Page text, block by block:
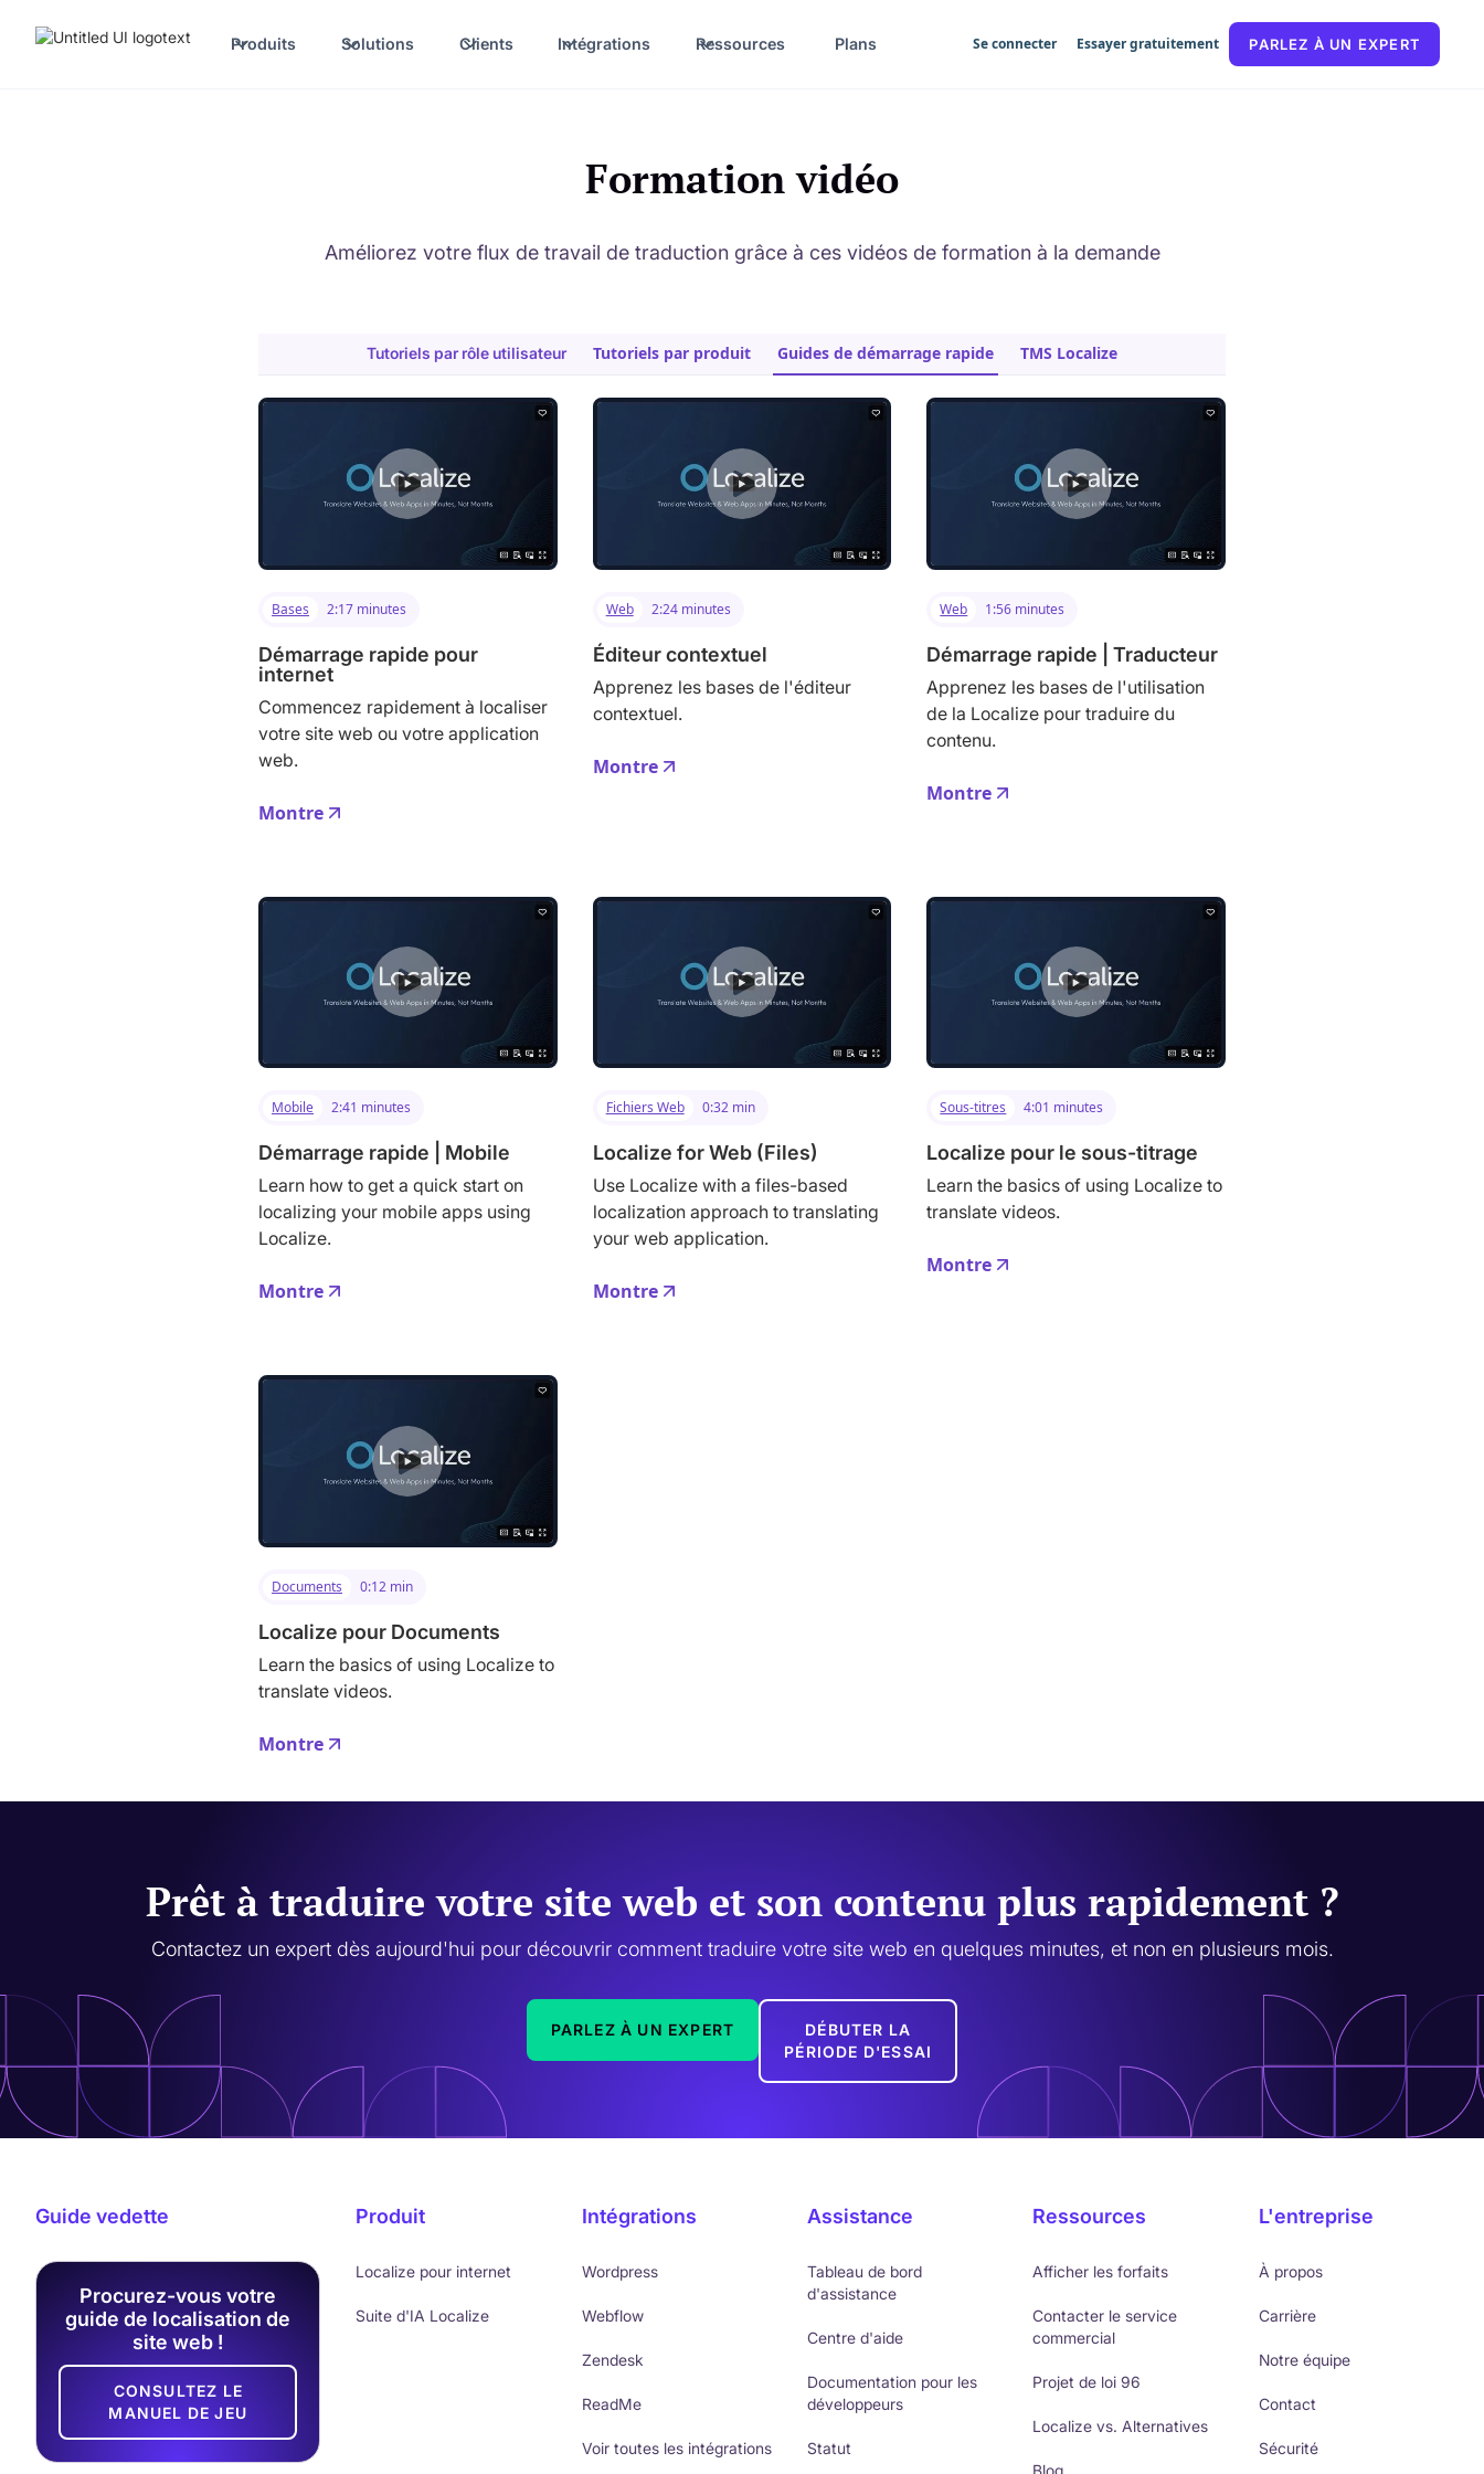
Produits Solutions Clients Intégrations Ressources Plans Se connecter Essayer gratuitement PARLEZ À UN EXPERT
Formation vidéo
Améliorez votre flux de travail de traduction grâce à ces vidéos de formation à la demande
Tutoriels par rôle utilisateur Tutoriels par produit Guides de démarrage rapide TMS Localize
Bases 2:17 minutes
Démarrage rapide pour
internet
Commencez rapidement à localiser
votre site web ou votre application
web.
Montre
Web 2:24 minutes
Éditeur contextuel
Apprenez les bases de l'éditeur
contextuel.
Montre
Web 1:56 minutes
Démarrage rapide | Traducteur
Apprenez les bases de l'utilisation
de la Localize pour traduire du
contenu.
Montre
Mobile 2:41 minutes
Démarrage rapide | Mobile
Learn how to get a quick start on
localizing your mobile apps using
Localize.
Montre
Fichiers Web 0:32 min
Localize for Web (Files)
Use Localize with a files-based
localization approach to translating
your web application.
Montre
Sous-titres 4:01 minutes
Localize pour le sous-titrage
Learn the basics of using Localize to
translate videos.
Montre
Documents 0:12 min
Localize pour Documents
Learn the basics of using Localize to
translate videos.
Montre
Prêt à traduire votre site web et son contenu plus rapidement ?
Contactez un expert dès aujourd'hui pour découvrir comment traduire votre site web en quelques minutes, et non en plusieurs mois.
PARLEZ À UN EXPERT
DÉBUTER LA
PÉRIODE D'ESSAI
Guide vedette
Procurez-vous votre
guide de localisation de
site web !
CONSULTEZ LE
MANUEL DE JEU
Produit
Localize pour internet
Suite d'IA Localize
Intégrations
Wordpress
Webflow
Zendesk
ReadMe
Voir toutes les intégrations
Assistance
Tableau de bord
d'assistance
Centre d'aide
Documentation pour les
développeurs
Statut
Ressources
Afficher les forfaits
Contacter le service
commercial
Projet de loi 96
Localize vs. Alternatives
Blog
L'entreprise
À propos
Carrière
Notre équipe
Contact
Sécurité